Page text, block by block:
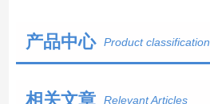
产品中心 Product classification
相关文章 Relevant Articles